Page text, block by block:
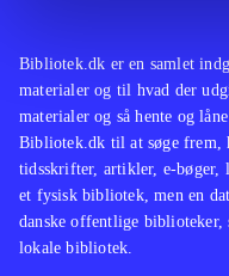
Bibliotek.dk er en samlet
materialer og til hvad der
materialer og så hente og
Bibliotek.dk til at søge frem,
tidsskrifter, artikler, e-bøger,
et fysisk bibliotek, men en
danske offentlige
lokale bibliotek.